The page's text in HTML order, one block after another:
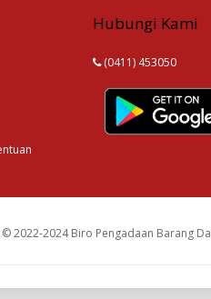
Hubungi Kami
(0411) 453050
2022-2024 Biro Pengadaan Barang